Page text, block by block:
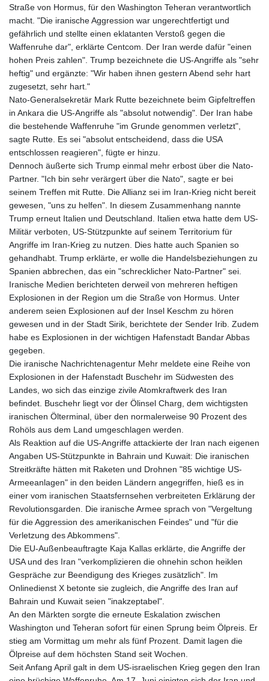
Straße von Hormus, für den Washington Teheran verantwortlich
macht. "Die iranische Aggression war ungerechtfertigt und
gefährlich und stellte einen eklatanten Verstoß gegen die
Waffenruhe dar", erklärte Centcom. Der Iran werde dafür "einen
hohen Preis zahlen". Trump bezeichnete die US-Angriffe als "sehr
heftig" und ergänzte: "Wir haben ihnen gestern Abend sehr hart
zugesetzt, sehr hart."
Nato-Generalsekretär Mark Rutte bezeichnete beim Gipfeltreffen
in Ankara die US-Angriffe als "absolut notwendig". Der Iran habe
die bestehende Waffenruhe "im Grunde genommen verletzt",
sagte Rutte. Es sei "absolut entscheidend, dass die USA
entschlossen reagieren", fügte er hinzu.
Dennoch äußerte sich Trump einmal mehr erbost über die Nato-
Partner. "Ich bin sehr verärgert über die Nato", sagte er bei
seinem Treffen mit Rutte. Die Allianz sei im Iran-Krieg nicht bereit
gewesen, "uns zu helfen". In diesem Zusammenhang nannte
Trump erneut Italien und Deutschland. Italien etwa hatte dem US-
Militär verboten, US-Stützpunkte auf seinem Territorium für
Angriffe im Iran-Krieg zu nutzen. Dies hatte auch Spanien so
gehandhabt. Trump erklärte, er wolle die Handelsbeziehungen zu
Spanien abbrechen, das ein "schrecklicher Nato-Partner" sei.
Iranische Medien berichteten derweil von mehreren heftigen
Explosionen in der Region um die Straße von Hormus. Unter
anderem seien Explosionen auf der Insel Keschm zu hören
gewesen und in der Stadt Sirik, berichtete der Sender Irib. Zudem
habe es Explosionen in der wichtigen Hafenstadt Bandar Abbas
gegeben.
Die iranische Nachrichtenagentur Mehr meldete eine Reihe von
Explosionen in der Hafenstadt Buschehr im Südwesten des
Landes, wo sich das einzige zivile Atomkraftwerk des Iran
befindet. Buschehr liegt vor der Ölinsel Charg, dem wichtigsten
iranischen Ölterminal, über den normalerweise 90 Prozent des
Rohöls aus dem Land umgeschlagen werden.
Als Reaktion auf die US-Angriffe attackierte der Iran nach eigenen
Angaben US-Stützpunkte in Bahrain und Kuwait: Die iranischen
Streitkräfte hätten mit Raketen und Drohnen "85 wichtige US-
Armeeanlagen" in den beiden Ländern angegriffen, hieß es in
einer vom iranischen Staatsfernsehen verbreiteten Erklärung der
Revolutionsgarden. Die iranische Armee sprach von "Vergeltung
für die Aggression des amerikanischen Feindes" und "für die
Verletzung des Abkommens".
Die EU-Außenbeauftragte Kaja Kallas erklärte, die Angriffe der
USA und des Iran "verkomplizieren die ohnehin schon heiklen
Gespräche zur Beendigung des Krieges zusätzlich". Im
Onlinedienst X betonte sie zugleich, die Angriffe des Iran auf
Bahrain und Kuwait seien "inakzeptabel".
An den Märkten sorgte die erneute Eskalation zwischen
Washington und Teheran sofort für einen Sprung beim Ölpreis. Er
stieg am Vormittag um mehr als fünf Prozent. Damit lagen die
Ölpreise auf dem höchsten Stand seit Wochen.
Seit Anfang April galt in dem US-israelischen Krieg gegen den Iran